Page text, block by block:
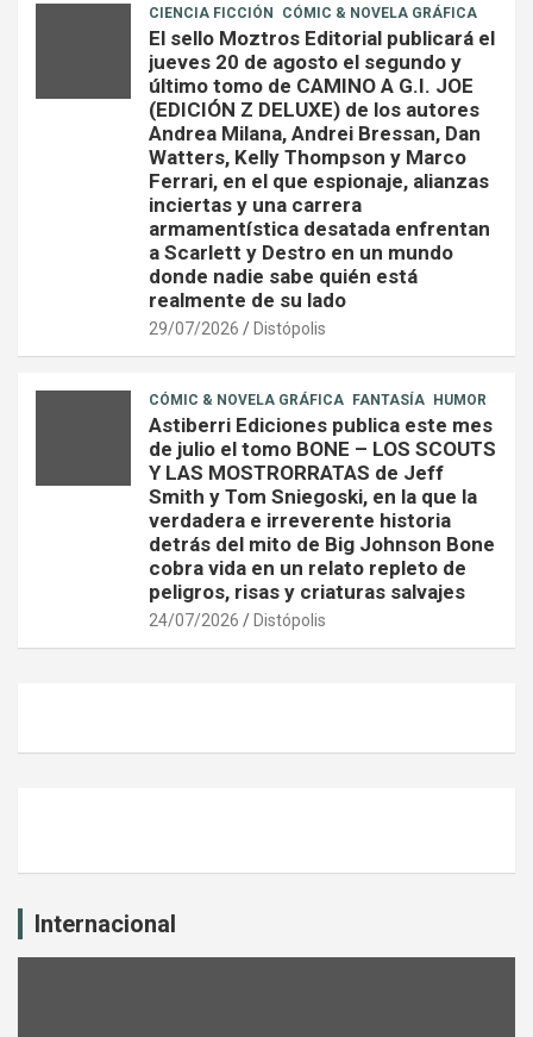
CIENCIA FICCIÓN CÓMIC & NOVELA GRÁFICA
El sello Moztros Editorial publicará el
jueves 20 de agosto el segundo y
último tomo de CAMINO A G.I. JOE
(EDICIÓN Z DELUXE) de los autores
Andrea Milana, Andrei Bressan, Dan
Watters, Kelly Thompson y Marco
Ferrari, en el que espionaje, alianzas
inciertas y una carrera
armamentística desatada enfrentan
a Scarlett y Destro en un mundo
donde nadie sabe quién está
realmente de su lado
29/07/2026 Distópolis
CÓMIC & NOVELA GRÁFICA FANTASÍA HUMOR
Astiberri Ediciones publica este mes
de julio el tomo BONE – LOS SCOUTS
Y LAS MOSTRORRATAS de Jeff
Smith y Tom Sniegoski, en la que la
verdadera e irreverente historia
detrás del mito de Big Johnson Bone
cobra vida en un relato repleto de
peligros, risas y criaturas salvajes
24/07/2026 Distópolis
Internacional